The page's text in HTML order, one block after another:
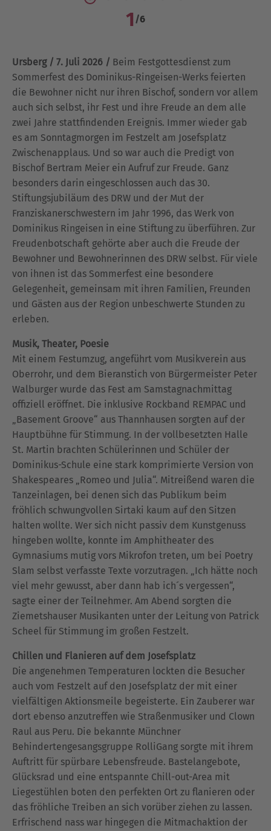
1 /6
Ursberg / 7. Juli 2026 / Beim Festgottesdienst zum
Sommerfest des Dominikus-Ringeisen-Werks feierten
die Bewohner nicht nur ihren Bischof, sondern vor allem
auch sich selbst, ihr Fest und ihre Freude an dem alle
zwei Jahre stattfindenden Ereignis. Immer wieder gab
es am Sonntagmorgen im Festzelt am Josefsplatz
Zwischenapplaus. Und so war auch die Predigt von
Bischof Bertram Meier ein Aufruf zur Freude. Ganz
besonders darin eingeschlossen auch das 30.
Stiftungsjubiläum des DRW und der Mut der
Franziskanerschwestern im Jahr 1996, das Werk von
Dominikus Ringeisen in eine Stiftung zu überführen. Zur
Freudenbotschaft gehörte aber auch die Freude der
Bewohner und Bewohnerinnen des DRW selbst. Für viele
von ihnen ist das Sommerfest eine besondere
Gelegenheit, gemeinsam mit ihren Familien, Freunden
und Gästen aus der Region unbeschwerte Stunden zu
erleben.
Musik, Theater, Poesie
Mit einem Festumzug, angeführt vom Musikverein aus
Oberrohr, und dem Bieranstich von Bürgermeister Peter
Walburger wurde das Fest am Samstagnachmittag
offiziell eröffnet. Die inklusive Rockband REMPAC und
„Basement Groove“ aus Thannhausen sorgten auf der
Hauptbühne für Stimmung. In der vollbesetzten Halle
St. Martin brachten Schülerinnen und Schüler der
Dominikus-Schule eine stark komprimierte Version von
Shakespeares „Romeo und Julia“. Mitreißend waren die
Tanzeinlagen, bei denen sich das Publikum beim
fröhlich schwungvollen Sirtaki kaum auf den Sitzen
halten wollte. Wer sich nicht passiv dem Kunstgenuss
hingeben wollte, konnte im Amphitheater des
Gymnasiums mutig vors Mikrofon treten, um bei Poetry
Slam selbst verfasste Texte vorzutragen. „Ich hätte noch
viel mehr gewusst, aber dann hab ich´s vergessen“,
sagte einer der Teilnehmer. Am Abend sorgten die
Ziemetshauser Musikanten unter der Leitung von Patrick
Scheel für Stimmung im großen Festzelt.
Chillen und Flanieren auf dem Josefsplatz
Die angenehmen Temperaturen lockten die Besucher
auch vom Festzelt auf den Josefsplatz der mit einer
vielfältigen Aktionsmeile begeisterte. Ein Zauberer war
dort ebenso anzutreffen wie Straßenmusiker und Clown
Raul aus Peru. Die bekannte Münchner
Behindertengesangsgruppe RolliGang sorgte mit ihrem
Auftritt für spürbare Lebensfreude. Bastelangebote,
Glücksrad und eine entspannte Chill-out-Area mit
Liegestühlen boten den perfekten Ort zu flanieren oder
das fröhliche Treiben an sich vorüber ziehen zu lassen.
Erfrischend nass war hingegen die Mitmachaktion der